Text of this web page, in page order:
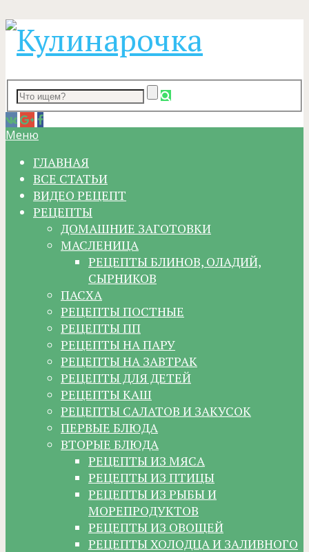
Меню
ГЛАВНАЯ
ВСЕ СТАТЬИ
ВИДЕО РЕЦЕПТ
РЕЦЕПТЫ
ДОМАШНИЕ ЗАГОТОВКИ
МАСЛЕНИЦА
РЕЦЕПТЫ БЛИНОВ, ОЛАДИЙ,
СЫРНИКОВ
ПАСХА
РЕЦЕПТЫ ПОСТНЫЕ
РЕЦЕПТЫ ПП
РЕЦЕПТЫ НА ПАРУ
РЕЦЕПТЫ НА ЗАВТРАК
РЕЦЕПТЫ ДЛЯ ДЕТЕЙ
РЕЦЕПТЫ КАШ
РЕЦЕПТЫ САЛАТОВ И ЗАКУСОК
ПЕРВЫЕ БЛЮДА
ВТОРЫЕ БЛЮДА
РЕЦЕПТЫ ИЗ МЯСА
РЕЦЕПТЫ ИЗ ПТИЦЫ
РЕЦЕПТЫ ИЗ РЫБЫ И
МОРЕПРОДУКТОВ
РЕЦЕПТЫ ИЗ ОВОЩЕЙ
РЕЦЕПТЫ ХОЛОДЦА И ЗАЛИВНОГО